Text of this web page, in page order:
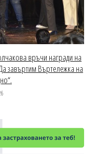
връчи награди на
завъртим Въртележка на